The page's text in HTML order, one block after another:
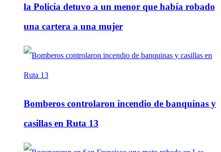
la Policía detuvo a un menor que había robado
una cartera a una mujer
Bomberos controlaron incendio de banquinas y
casillas en Ruta 13